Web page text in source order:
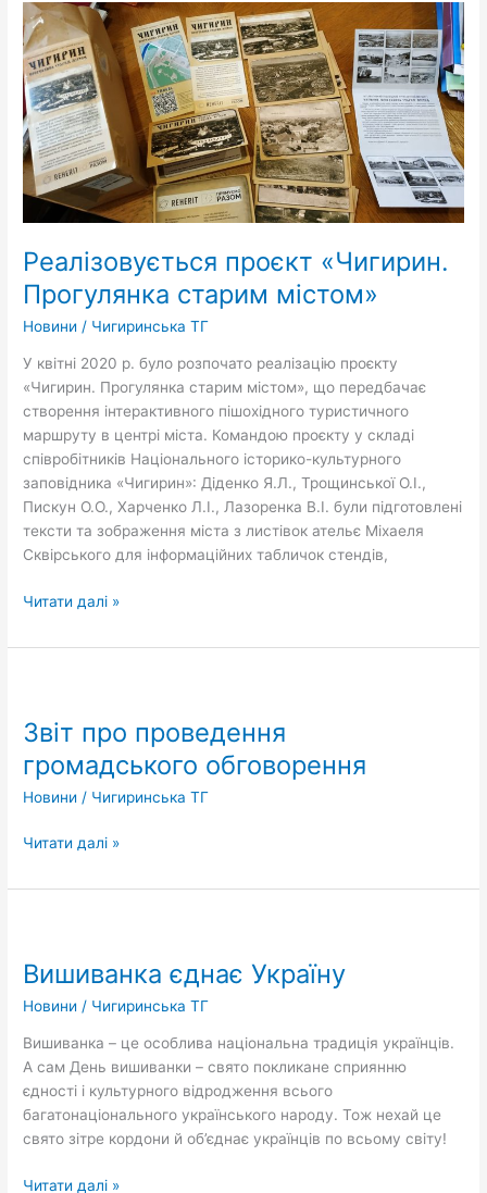
Реалізовується проєкт «Чигирин.
Прогулянка старим містом»
Новини / Чигиринська ТГ
У квітні 2020 р. було розпочато реалізацію проєкту
«Чигирин. Прогулянка старим містом», що передбачає
створення інтерактивного пішохідного туристичного
маршруту в центрі міста. Командою проєкту у складі
співробітників Національного історико-культурного
заповідника «Чигирин»: Діденко Я.Л., Трощинської О.І.,
Пискун О.О., Харченко Л.І., Лазоренка В.І. були підготовлені
тексти та зображення міста з листівок ательє Міхаеля
Сквірського для інформаційних табличок стендів,
Реалізовується
проєкт
«Чигирин.
Прогулянка
старим
містом»
Читати далі »
Звіт про проведення
громадського обговорення
Новини / Чигиринська ТГ
проведення
обговорення
Читати далі »
Вишиванка єднає Україну
Новини / Чигиринська ТГ
Вишиванка – це особлива національна традиція українців.
А сам День вишиванки – свято покликане сприянню
єдності і культурного відродження всього
багатонаціонального українського народу. Тож нехай це
свято зітре кордони й об’єднає українців по всьому світу!
Україну
Читати далі »